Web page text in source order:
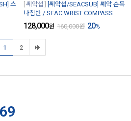
스
쎄악섭
[쎄악섭/SEACSUB] 쎼악 손목
나침반 / SEAC WRIST COMPASS
128,000원 160,000원 20%
1 2